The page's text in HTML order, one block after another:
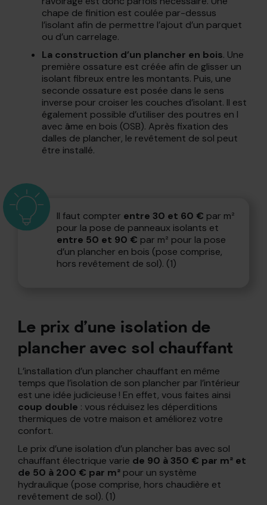
chape de finition est coulée par-dessus
l’isolant afin de permettre l’ajout d’un parquet
ou d’un carrelage.
La construction d’un plancher en bois. Une
première ossature est créée afin de glisser un
isolant fibreux entre les montants. Puis, une
seconde ossature est posée dans le sens
inverse pour croiser les couches d’isolant. Il est
également possible d’utiliser des poutres en I
avec âme en bois (OSB). Après fixation des
dalles de plancher, le revêtement de sol peut
être installé.
Il faut compter entre 30 et 60 € par m²
pour la pose de panneaux isolants et
entre 50 et 90 € par m² pour la pose
d’un plancher en bois (pose comprise,
hors revêtement de sol). (1)
Le prix d’une isolation de
plancher avec sol chauffant
L’installation d’un plancher chauffant en même
temps que l’isolation de son plancher par l’intérieur
est une idée judicieuse ! En effet, vous faites ainsi
coup double : vous réduisez les déperditions
thermiques de votre maison et améliorez votre
confort.
Le prix d’une isolation d’un plancher bas avec sol
chauffant électrique varie de 90 à 350 € par m² et
de 50 à 200 € par m² pour un système
hydraulique (pose comprise, hors chaudière et
revêtement de sol). (1)